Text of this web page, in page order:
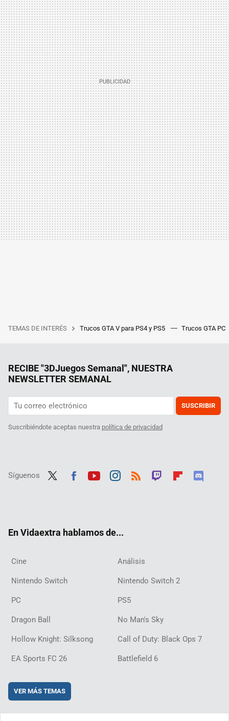
TEMAS DE INTERÉS Trucos GTA V para PS4 y PS5 Trucos GTA PC
RECIBE "3DJuegos Semanal", NUESTRA
NEWSLETTER SEMANAL
SUSCRIBIR
Suscribiéndote aceptas nuestra política de privacidad
Síguenos
En Vidaextra hablamos de...
Cine Análisis
Nintendo Switch Nintendo Switch 2
PC PS5
Dragon Ball No Man's Sky
Hollow Knight: Silksong Call of Duty: Black Ops 7
EA Sports FC 26 Battlefield 6
VER MÁS TEMAS